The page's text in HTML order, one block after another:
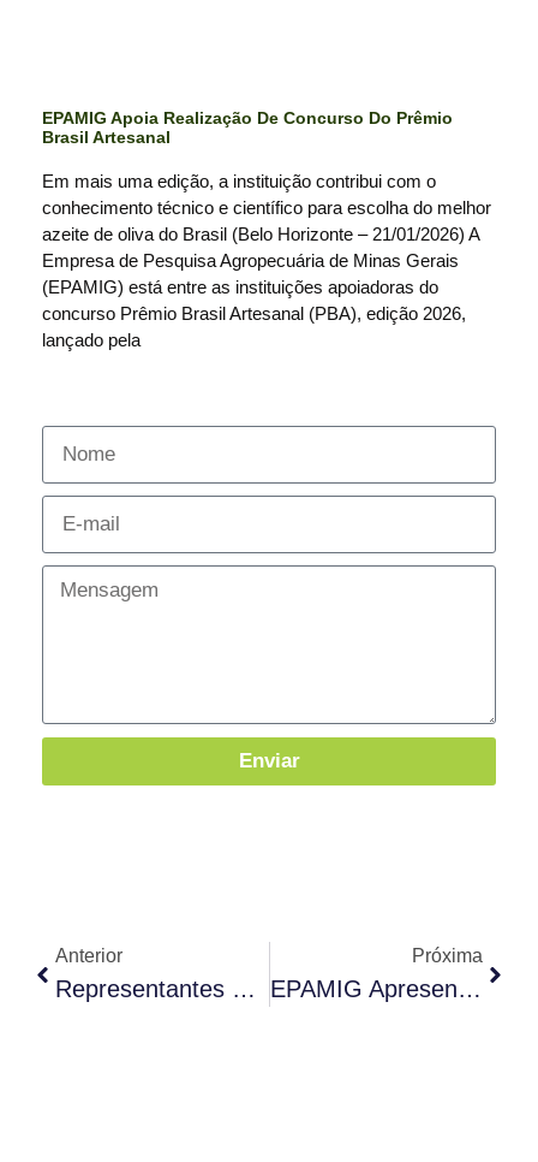
EPAMIG Apoia Realização De Concurso Do Prêmio
Brasil Artesanal
Em mais uma edição, a instituição contribui com o
conhecimento técnico e científico para escolha do melhor
azeite de oliva do Brasil (Belo Horizonte – 21/01/2026) A
Empresa de Pesquisa Agropecuária de Minas Gerais
(EPAMIG) está entre as instituições apoiadoras do
concurso Prêmio Brasil Artesanal (PBA), edição 2026,
lançado pela
Enviar
Anterior
Representantes Do Conselho Oleícola Internacional Visitam Maria Da Fé (MG)
Próxima
EPAMIG Apresenta Trabalhos No 1º Simpósio Brasileiro De Olivicultura